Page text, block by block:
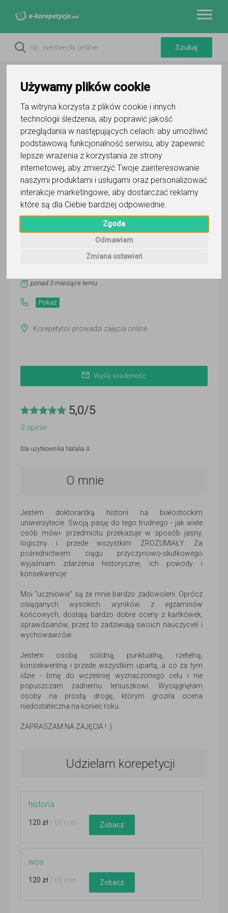
Używamy plików cookie
Ta witryna korzysta z plików cookie i innych
technologii śledzenia, aby poprawić jakość
przeglądania w następujących celach: aby umożliwić
podstawową funkcjonalność serwisu, aby zapewnić
lepsze wrażenia z korzystania ze strony
internetowej, aby zmierzyć Twoje zainteresowanie
naszymi produktami i usługami oraz personalizować
interakcje marketingowe, aby dostarczać reklamy
które są dla Ciebie bardziej odpowiednie.
Zgoda
Odmawiam
Zmiana ustawień
Natalia A
Wyślij wiadomość
ponad 3 miesiące temu
Pokaż
Korepetytor prowadzi zajęcia online
Wyślij wiadomość
5,0/5
2opinie
Dla użytkownika Natalia A
O mnie
Jestem doktorantką historii na białostockim
uniwersytecie. Swoją pasję do tego trudnego - jak wiele
osób mówi- przedmiotu przekazuje w sposób jasny,
logiczny i przede wszystkim ZROZUMIAŁY. Za
pośrednictwem ciągu przyczynowo-skutkowego
wyjaśniam zdarzenia historyczne, ich powody i
konsekwencje.
Moi "uczniowie" są ze mnie bardzo zadowoleni. Oprócz
osiąganych wysokich wyników z egzaminów
końcowych, dostają bardzo dobre oceny z kartkówek,
sprawdzianów, przez to zadziwiają swoich nauczycieli i
wychowawców.
Jestem osobą solidną, punktualną, rzetelną,
konsekwentną i przede wszystkim upartą, a co za tym
idzie - brnę do wcześniej wyznaczonego celu i nie
popuszczam żadnemu leniuszkowi. Wyciągnęłam
osoby na prostą drogę, którym groziła ocena
niedostateczna na koniec roku.
ZAPRASZAM NA ZAJĘCIA ! :)
Udzielam korepetycji
historia
120 zł / 60 min Zobacz
wos
120 zł / 60 min Zobacz